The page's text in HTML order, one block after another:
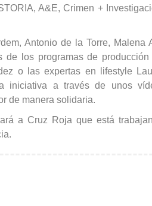
A&E, Crimen +
Antonio de la Torre, Malena
de los programas de
o las expertas en lifestyle
iniciativa a través de unos
de manera solidaria.
a Cruz Roja que está